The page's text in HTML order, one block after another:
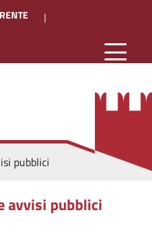
pubblici
avvisi pubblici